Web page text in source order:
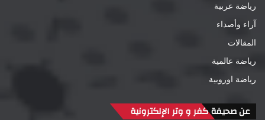
رياضة عربية
آراء وأصداء
المقالات
رياضة عالمية
رياضة اوروبية
عن صحيفة كفر و وتر الإلكترونية